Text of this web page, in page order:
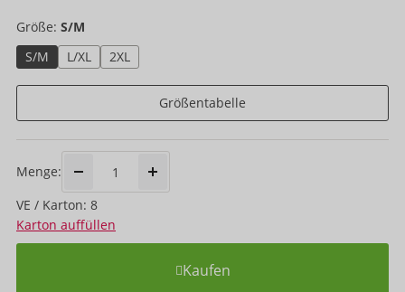
Größe: S/M
S/M
L/XL 2XL
Größentabelle
Menge:
VE / Karton: 8
Karton auffüllen
Kaufen